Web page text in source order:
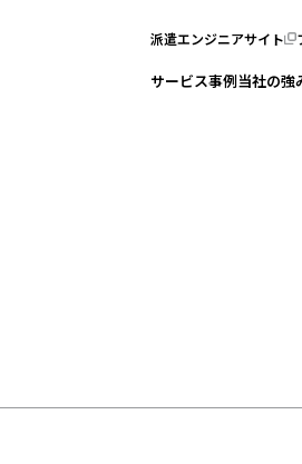
派遣エンジニアサイト
サービス事例当社の強